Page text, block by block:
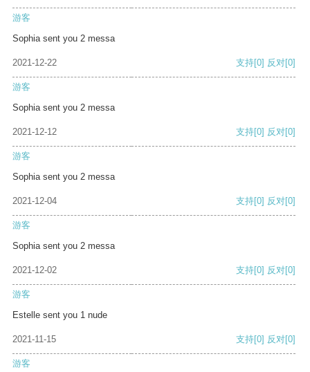
游客
Sophia sent you 2 messa
2021-12-22 支持[0] 反对[0]
游客
Sophia sent you 2 messa
2021-12-12 支持[0] 反对[0]
游客
Sophia sent you 2 messa
2021-12-04 支持[0] 反对[0]
游客
Sophia sent you 2 messa
2021-12-02 支持[0] 反对[0]
游客
Estelle sent you 1 nude
2021-11-15 支持[0] 反对[0]
游客